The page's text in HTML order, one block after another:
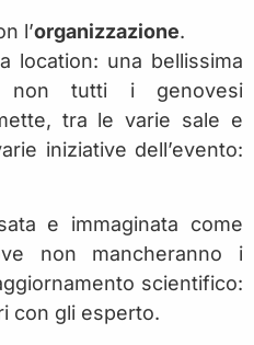
l’organizzazione.
location: una bellissima
non tutti i genovesi
tra le varie sale e
iniziative dell’evento:
e immaginata come
non mancheranno i
scientifico:
con gli esperto.